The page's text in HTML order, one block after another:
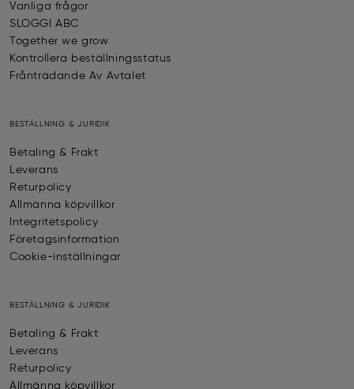
Vanliga frågor
SLOGGI ABC
Together we grow
Kontrollera beställningsstatus
Frånträdande Av Avtalet
BESTÄLLNING & JURIDIK
Betaling & Frakt
Leverans
Returpolicy
Allmänna köpvillkor
Integritetspolicy
Företagsinformation
Cookie-inställningar
BESTÄLLNING & JURIDIK
Betaling & Frakt
Leverans
Returpolicy
Allmänna köpvillkor